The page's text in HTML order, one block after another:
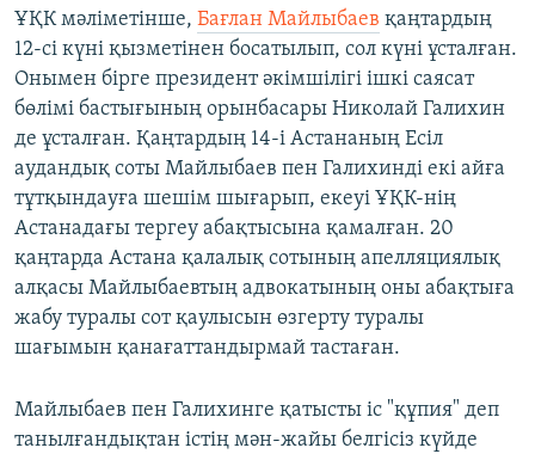
ҰҚК мәліметінше, Бағлан Майлыбаев қаңтардың
12-сі күні қызметінен босатылып, сол күні ұсталған.
Онымен бірге президент әкімшілігі ішкі саясат
бөлімі бастығының орынбасары Николай Галихин
де ұсталған. Қаңтардың 14-і Астананың Есіл
аудандық соты Майлыбаев пен Галихинді екі айға
тұтқындауға шешім шығарып, екеуі ҰҚК-нің
Астанадағы тергеу абақтысына қамалған. 20
қаңтарда Астана қалалық сотының апелляциялық
алқасы Майлыбаевтың адвокатының оны абақтыға
жабу туралы сот қаулысын өзгерту туралы
шағымын қанағаттандырмай тастаған.
Майлыбаев пен Галихинге қатысты іс "құпия" деп
танылғандықтан істің мән-жайы белгісіз күйде